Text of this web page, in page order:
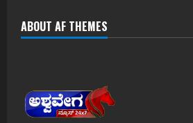
ABOUT AF THEMES